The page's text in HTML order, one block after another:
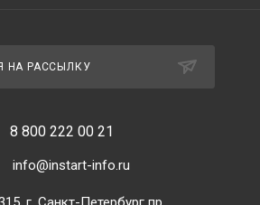
НА РАССЫЛКУ
8 800 222 00 21
info@instart-info.ru